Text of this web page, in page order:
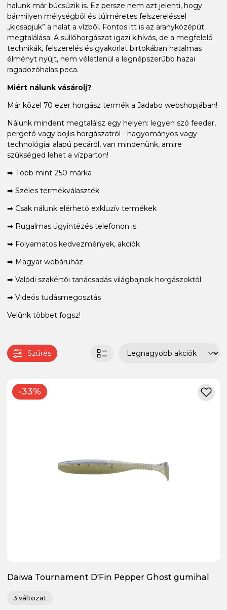
halunk már búcsúzik is. Ez persze nem azt jelenti, hogy
bármilyen mélységből és túlméretes felszereléssel
„kicsapjuk” a halat a vízből. Fontos itt is az aranyközépút
megtalálása. A süllőhorgászat igazi kihívás, de a megfelelő
technikák, felszerelés és gyakorlat birtokában hatalmas
élményt nyújt, nem véletlenül a legnépszerűbb hazai
ragadozóhalas peca.
Miért nálunk vásárolj?
Már közel 70 ezer horgász termék a Jadabo webshopjában!
Nálunk mindent megtalálsz egy helyen: legyen szó feeder,
pergető vagy bojlis horgászatról - hagyományos vagy
technológiai alapú pecáról, van mindenünk, amire
szükséged lehet a vízparton!
➡ Több mint 250 márka
➡ Széles termékválaszték
➡ Csak nálunk elérhető exkluzív termékek
➡ Rugalmas ügyintézés telefonon is
➡ Folyamatos kedvezmények, akciók
➡ Magyar webáruház
➡ Valódi szakértői tanácsadás világbajnok horgászoktól
➡ Videós tudásmegosztás
Velünk többet fogsz!
Szűrés
-33%
Daiwa Tournament D'Fin Pepper Ghost gumihal
3 változat